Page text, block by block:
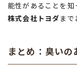
能性があることを知
株式会社トヨダまで
まとめ：臭い